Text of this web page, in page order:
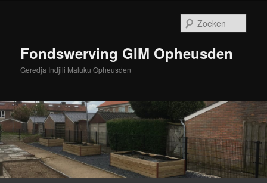
inhoudFondswerving GIM Opheusden
Geredja Indjili Maluku Opheusden